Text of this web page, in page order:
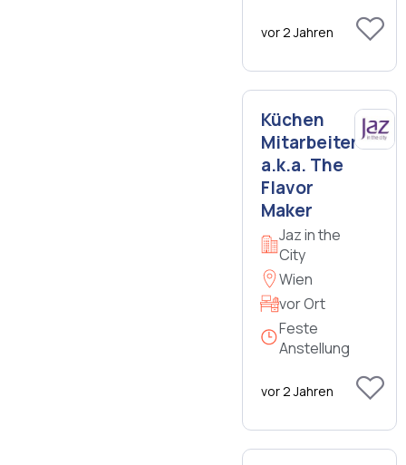
vor 2 Jahren
Küchen
Mitarbeiter
a.k.a. The
Flavor
Maker
Jaz in the
City
Wien
vor Ort
Feste
Anstellung
vor 2 Jahren